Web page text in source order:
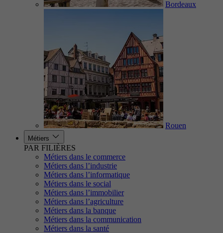
Bordeaux
Rouen
Métiers
PAR FILIÈRES
Métiers dans le commerce
Métiers dans l’industrie
Métiers dans l’informatique
Métiers dans le social
Métiers dans l’immobilier
Métiers dans l’agriculture
Métiers dans la banque
Métiers dans la communication
Métiers dans la santé